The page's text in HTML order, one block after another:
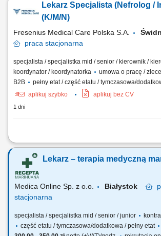
zdrowotnych u pacjentów dializowanych.
diagnostycznych, a w szczególności planowanie
Lekarz Specjalista (Nefrolog /
(K/M/N)
Fresenius Medical Care Polska S.A.
praca stacjonarna
specjalista / specjalistka mid / senior / kierownik /
koordynator / koordynatorka
umowa o pracę /
B2B
pełny etat / część etatu / tymczasowa/
aplikuj szybko
aplikuj bez CV
1 dni
Do Twoich obowiązków będzie należeć:
profilaktycznych jak identyfikowanie czynników oraz
zdrowotnych u pacjentów dializowanych.
diagnostycznych, a w szczególności planowanie
diagnostycznych, informowanie pacjenta o...
Lekarz – terapia medyczną
Medica Online Sp. z o.o. Białystok
stacjonarna
specjalista / specjalistka mid / senior / junior
część etatu / tymczasowa/dodatkowa / pełny etat